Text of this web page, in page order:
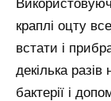
краплі оцту
встати і
декілька
бактерії і